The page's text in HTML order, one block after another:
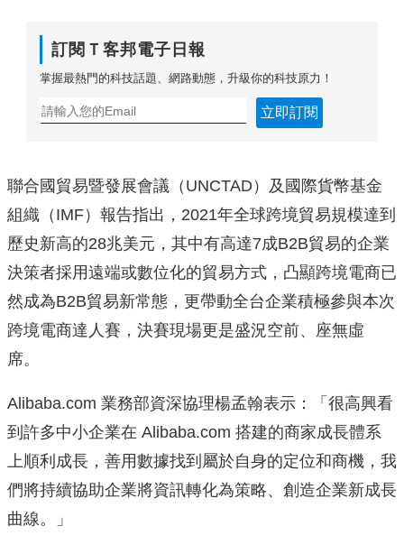
訂閱Ｔ客邦電子日報
掌握最熱門的科技話題、網路動態，升級你的科技原力！
立即訂閱
聯合國貿易暨發展會議（UNCTAD）及國際貨幣基金
組織（IMF）報告指出，2021年全球跨境貿易規模達到
歷史新高的28兆美元，其中有高達7成B2B貿易的企業
決策者採用遠端或數位化的貿易方式，凸顯跨境電商已
然成為B2B貿易新常態， 更帶動全台企業積極參與本次
跨境電商達人賽， 決賽現場更是盛況空前、座無虛
席。
Alibaba.com 業務部資深協理楊孟翰表示：「很高興看
到許多中小企業在 Alibaba.com 搭建的商家成長體系
上順利成長，善用數據找到屬於自身的定位和商機， 我
們將持續協助企業將資訊轉化為策略、創造企業新成長
曲線。」